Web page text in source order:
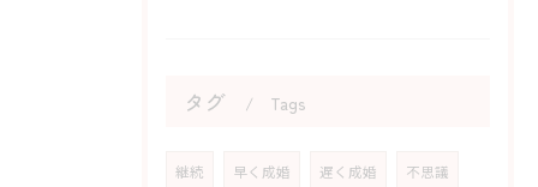
タグ Tags
継続 早く成婚 遅く成婚 不思議